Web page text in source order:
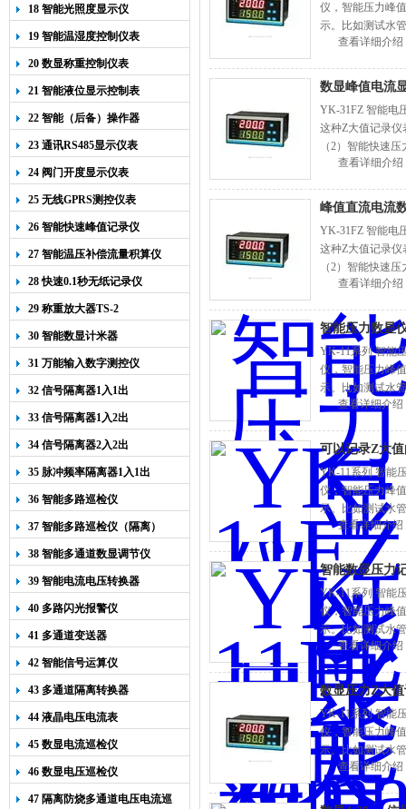
18 智能光照度显示仪
19 智能温湿度控制仪表
20 数显称重控制仪表
21 智能液位显示控制表
22 智能（后备）操作器
23 通讯RS485显示仪表
24 阀门开度显示仪表
25 无线GPRS测控仪表
26 智能快速峰值记录仪
27 智能温压补偿流量积算仪
28 快速0.1秒无纸记录仪
29 称重放大器TS-2
30 智能数显计米器
31 万能输入数字测控仪
32 信号隔离器1入1出
33 信号隔离器1入2出
34 信号隔离器2入2出
35 脉冲频率隔离器1入1出
36 智能多路巡检仪
37 智能多路巡检仪（隔离）
38 智能多通道数显调节仪
39 智能电流电压转换器
40 多路闪光报警仪
41 多通道变送器
42 智能信号运算仪
43 多通道隔离转换器
44 液晶电压电流表
45 数显电流巡检仪
46 数显电压巡检仪
47 隔离防烧多通道电压电流巡
仪，智能压力峰
示。比如测试水
仪表上排，水管
查看详细介绍
数显峰值电流
YK-31FZ 智能电
这种Z大值记录
（2）智能快速
快速流量峰值记
查看详细介绍
峰值直流电流
YK-31FZ 智能电
这种Z大值记录
（2）智能快速
快速流量峰值记
查看详细介绍
智能压力数显
YK-11系列 智能
仪，智能压力峰
示。比如测试水
仪表上排，水管
查看详细介绍
可以记录Z大
YK-11系列 智能
仪，智能压力峰
示。比如测试水
仪表上排，水管
查看详细介绍
智能数显压力
YK-11系列 智能
仪，智能压力峰
示。比如测试水
仪表上排，水管
查看详细介绍
数显压力Z大
YK-11系列 智能
仪，智能压力峰
示。比如测试水
仪表上排，水管
查看详细介绍